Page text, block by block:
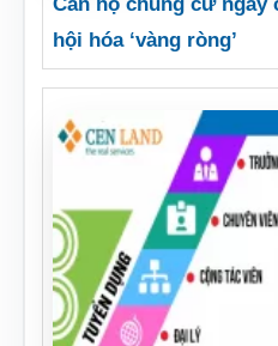
hội hóa ‘vàng ròng’